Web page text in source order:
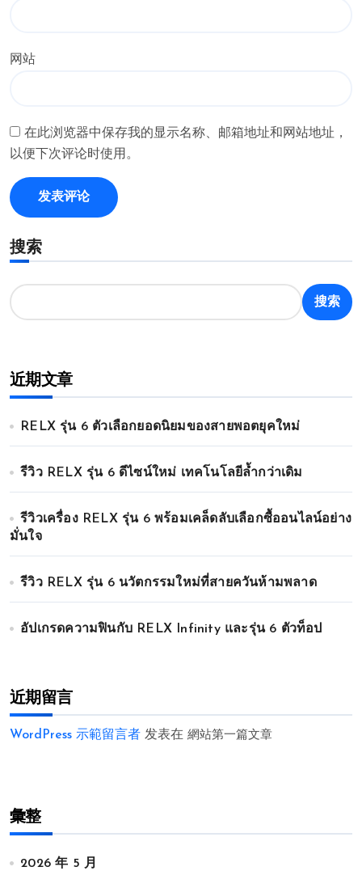
网站
在此浏览器中保存我的显示名称、邮箱地址和网站地址，
以便下次评论时使用。
搜索
搜索
近期文章
RELX รุ่น 6 ตัวเลือกยอดนิยมของสายพอตยุคใหม่
รีวิว RELX รุ่น 6 ดีไซน์ใหม่ เทคโนโลยีล้ำกว่าเดิม
รีวิวเครื่อง RELX รุ่น 6 พร้อมเคล็ดลับเลือกซื้ออนไลน์อย่าง
มั่นใจ
รีวิว RELX รุ่น 6 นวัตกรรมใหม่ที่สายควันห้ามพลาด
อัปเกรดความฟินกับ RELX Infinity และรุ่น 6 ตัวท็อป
近期留言
WordPress 示範留言者 发表在 網站第一篇文章
彙整
2026 年 5 月